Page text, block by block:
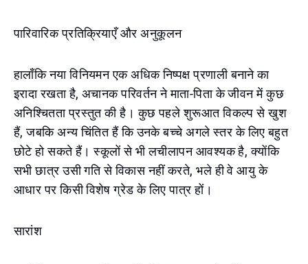
पारिवारिक प्रतिक्रियाएँ और अनुकूलन
हालाँकि नया विनियमन एक अधिक निष्पक्ष प्रणाली बनाने का
इरादा रखता है, अचानक परिवर्तन ने माता-पिता के जीवन में कुछ
अनिश्चितता प्रस्तुत की है। कुछ पहले शुरूआत विकल्प से खुश
हैं, जबकि अन्य चिंतित हैं कि उनके बच्चे अगले स्तर के लिए बहुत
छोटे हो सकते हैं। स्कूलों से भी लचीलापन आवश्यक है, क्योंकि
सभी छात्र उसी गति से विकास नहीं करते, भले ही वे आयु के
आधार पर किसी विशेष ग्रेड के लिए पात्र हों।
सारांश